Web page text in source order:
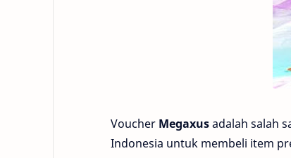
Voucher Megaxusadalah salah
Indonesia untuk membeli item